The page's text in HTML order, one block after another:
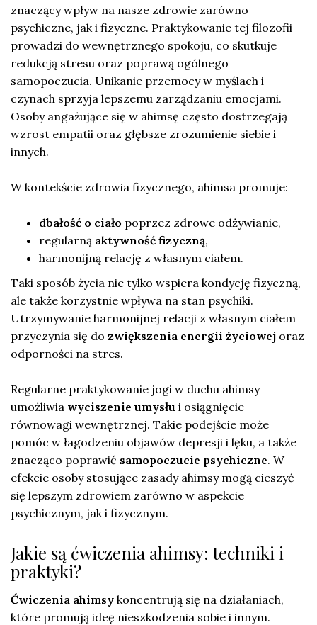
znaczący wpływ na nasze zdrowie zarówno
psychiczne, jak i fizyczne. Praktykowanie tej filozofii
prowadzi do wewnętrznego spokoju, co skutkuje
redukcją stresu oraz poprawą ogólnego
samopoczucia. Unikanie przemocy w myślach i
czynach sprzyja lepszemu zarządzaniu emocjami.
Osoby angażujące się w ahimsę często dostrzegają
wzrost empatii oraz głębsze zrozumienie siebie i
innych.
W kontekście zdrowia fizycznego, ahimsa promuje:
dbałość o ciało poprzez zdrowe odżywianie,
regularną aktywność fizyczną,
harmonijną relację z własnym ciałem.
Taki sposób życia nie tylko wspiera kondycję fizyczną,
ale także korzystnie wpływa na stan psychiki.
Utrzymywanie harmonijnej relacji z własnym ciałem
przyczynia się do zwiększenia energii życiowej oraz
odporności na stres.
Regularne praktykowanie jogi w duchu ahimsy
umożliwia wyciszenie umysłu i osiągnięcie
równowagi wewnętrznej. Takie podejście może
pomóc w łagodzeniu objawów depresji i lęku, a także
znacząco poprawić samopoczucie psychiczne. W
efekcie osoby stosujące zasady ahimsy mogą cieszyć
się lepszym zdrowiem zarówno w aspekcie
psychicznym, jak i fizycznym.
Jakie są ćwiczenia ahimsy: techniki i
praktyki?
Ćwiczenia ahimsy koncentrują się na działaniach,
które promują ideę nieszkodzenia sobie i innym.